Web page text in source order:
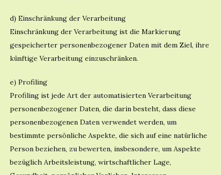
d) Einschränkung der Verarbeitung
Einschränkung der Verarbeitung ist die Markierung
gespeicherter personenbezogener Daten mit dem Ziel, ihre
künftige Verarbeitung einzuschränken.
e) Profiling
Profiling ist jede Art der automatisierten Verarbeitung
personenbezogener Daten, die darin besteht, dass diese
personenbezogenen Daten verwendet werden, um
bestimmte persönliche Aspekte, die sich auf eine natürliche
Person beziehen, zu bewerten, insbesondere, um Aspekte
bezüglich Arbeitsleistung, wirtschaftlicher Lage,